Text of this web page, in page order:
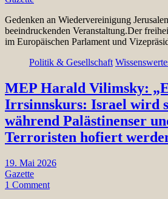
Gedenken an Wiedervereinigung
beeindruckenden Veranstaltung.Der
im Europäischen Parlament und
Politik & Gesellschaft
MEP Harald Vilimsky:
Irrsinnskurs: Israel wird
während Palästinenser
Terroristen hofiert
19. Mai 2026
Gazette
1 Comment